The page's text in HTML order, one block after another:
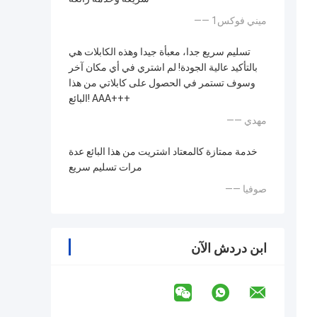
—— ميني فوكس1
تسليم سريع جدا، معبأة جيدا وهذه الكابلات هي
بالتأكيد عالية الجودة! لم اشتري في أي مكان آخر
وسوف تستمر في الحصول على كابلاتي من هذا
البائع! AAA+++
—— مهدي
خدمة ممتازة كالمعتاد اشتريت من هذا البائع عدة
مرات تسليم سريع
—— صوفيا
ابن دردش الآن